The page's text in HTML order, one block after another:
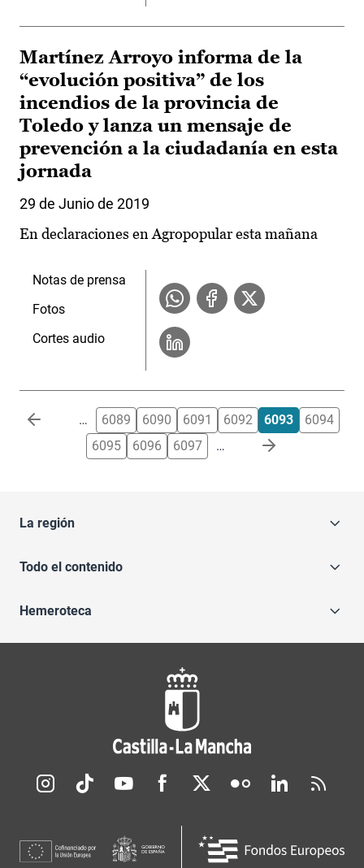
Martínez Arroyo informa de la
“evolución positiva” de los
incendios de la provincia de
Toledo y lanza un mensaje de
prevención a la ciudadanía en esta
jornada
29 de Junio de 2019
En declaraciones en Agropopular esta mañana
Notas de prensa
Fotos
Cortes audio
Paginación … 6089 6090 6091 6092 6093
6094
6095
6096 6097 …
La región
Todo el contenido
Hemeroteca
Redes sociales JCCM